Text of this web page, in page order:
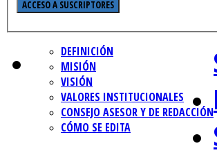
DEFINICIÓN
MISIÓN
VISIÓN
VALORES INSTITUCIONALES
CONSEJO ASESOR Y DE REDACCIÓN
CÓMO SE EDITA